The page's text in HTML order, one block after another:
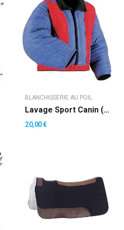
BLANCHISSERIE AU POIL
Lavage Sport Canin (costume Ring)
20,00 €